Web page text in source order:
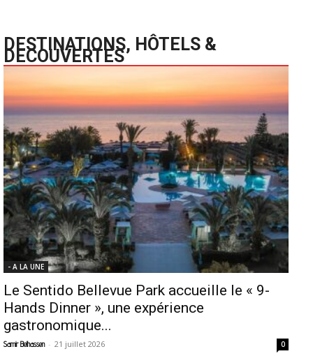
DESTINATIONS, HÔTELS &
DECOUVERTES
- A LA UNE
Le Sentido Bellevue Park accueille le « 9-
Hands Dinner », une expérience
gastronomique...
Samir Belhassen - 21 juillet 2026 0